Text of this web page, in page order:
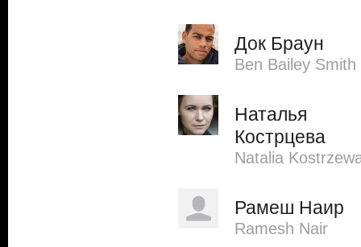
Док Браун
Ben Bailey Smith
Наталья
Кострцева
Natalia
Рамеш Наир
Ramesh Nair